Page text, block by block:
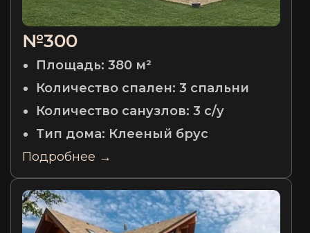
№300
Площадь: 380 м²
Количество спален: 3 спальни
Количество санузлов: 3 с/у
Тип дома: Клееный брус
Подробнее →